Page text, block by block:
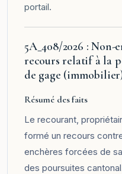
portail.
5A_408/2026 :
recours relatif à la
de gage
Résumé des faits
Le recourant,
formé un recours
enchères forcées de
des poursuites